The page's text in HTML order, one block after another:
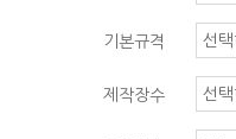
기본규격
제작장수